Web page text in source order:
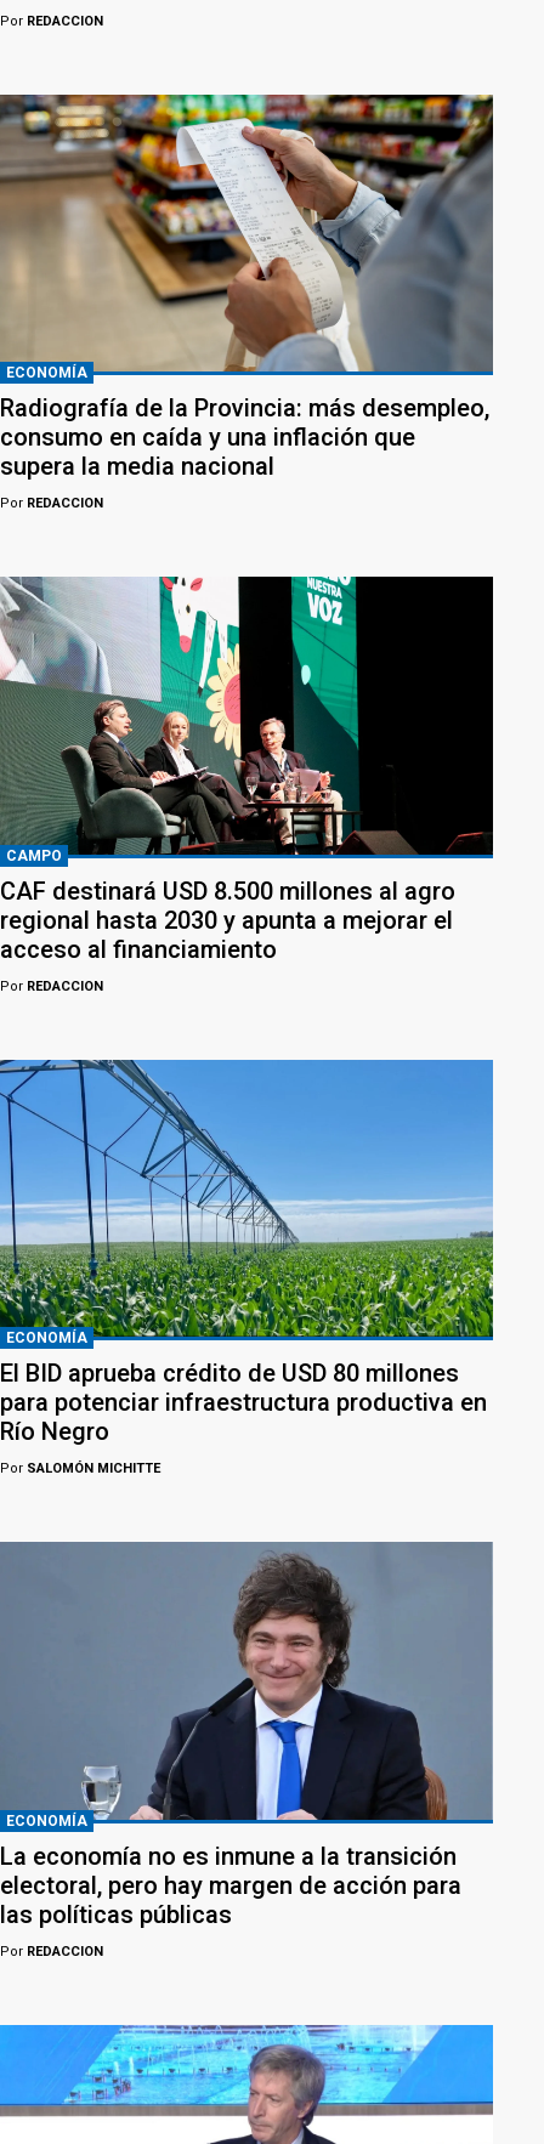
Por REDACCION
ECONOMÍA
Radiografía de la Provincia: más desempleo,
consumo en caída y una inflación que
supera la media nacional
Por REDACCION
CAMPO
CAF destinará USD 8.500 millones al agro
regional hasta 2030 y apunta a mejorar el
acceso al financiamiento
Por REDACCION
ECONOMÍA
El BID aprueba crédito de USD 80 millones
para potenciar infraestructura productiva en
Río Negro
Por SALOMÓN MICHITTE
ECONOMÍA
La economía no es inmune a la transición
electoral, pero hay margen de acción para
las políticas públicas
Por REDACCION